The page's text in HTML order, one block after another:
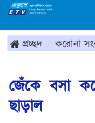
প্রচ্ছদ করোনা
জেঁকে বসা
ছাড়াল